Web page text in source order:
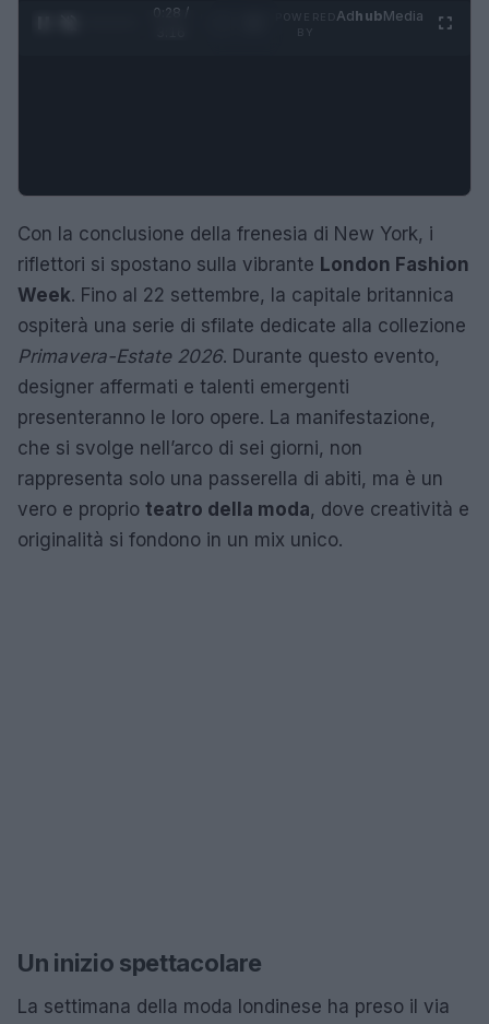
0:29 /
AdhubMedia
Con la conclusione della frenesia di New York, i
riflettori si spostano sulla vibrante London Fashion
Week. Fino al 22 settembre, la capitale britannica
ospiterà una serie di sfilate dedicate alla collezione
Primavera-Estate 2026. Durante questo evento,
designer affermati e talenti emergenti
presenteranno le loro opere. La manifestazione,
che si svolge nell’arco di sei giorni, non
rappresenta solo una passerella di abiti, ma è un
vero e proprio teatro della moda, dove creatività e
originalità si fondono in un mix unico.
Un inizio spettacolare
La settimana della moda londinese ha preso il via